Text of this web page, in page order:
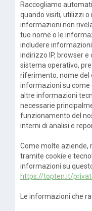
Raccogliamo
quando visiti, utilizzi o
informazioni non
tuo nome o le
includere
indirizzo IP, browser
sistema operativo,
riferimento, nome del
informazioni su come
altre informazioni
necessarie
funzionamento del
interni di analisi e
Come molte aziende,
tramite cookie e
informazioni su
https://topten.it/
Le informazioni che